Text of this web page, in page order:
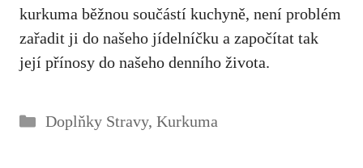
kurkuma ​běžnou součástí kuchyně, není problém⁢
zařadit ‍ji do našeho jídelníčku a započítat ​tak
její⁤ přínosy do⁢ našeho⁣ denního života.
Rubriky
Doplňky Stravy, Kurkuma